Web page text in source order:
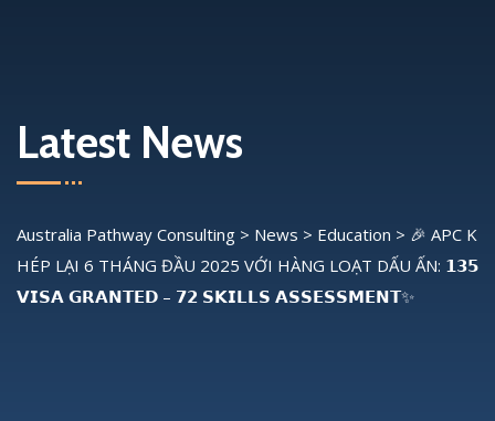
Latest News
Australia Pathway Consulting > News > Education > 🎉 APC K
HÉP LẠI 6 THÁNG ĐẦU 2025 VỚI HÀNG LOẠT DẤU ẤN: 𝟭𝟯𝟱
𝗩𝗜𝗦𝗔 𝗚𝗥𝗔𝗡𝗧𝗘𝗗 – 𝟳𝟮 𝗦𝗞𝗜𝗟𝗟𝗦 𝗔𝗦𝗦𝗘𝗦𝗦𝗠𝗘𝗡𝗧✨